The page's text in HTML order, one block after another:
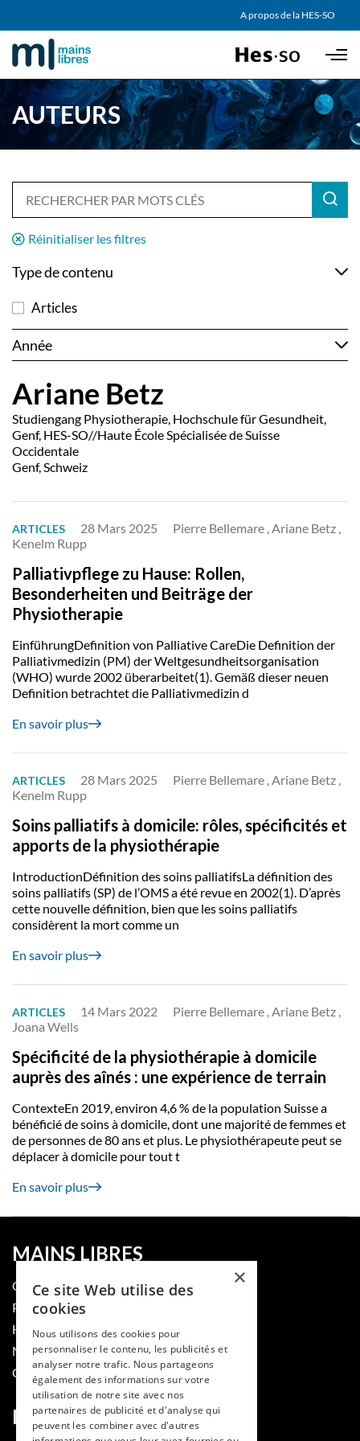
Skip to main content
A propos de la HES-SO
PARTENAIRES
AUTEURS
Réinitialiser les filtres
Type de contenu
Articles
Année
Ariane Betz
Studiengang Physiotherapie, Hochschule für Gesundheit,
Genf, HES-SO//Haute École Spécialisée de Suisse
Occidentale
Genf, Schweiz
ARTICLES 28 Mars 2025
Pierre Bellemare , Ariane Betz ,
Kenelm Rupp
Palliativpflege zu Hause: Rollen,
Besonderheiten und Beiträge der
Physiotherapie
EinführungDefinition von Palliative CareDie Definition der
Palliativmedizin (PM) der Weltgesundheitsorganisation
(WHO) wurde 2002 überarbeitet(1). Gemäß dieser neuen
Definition betrachtet die Palliativmedizin d
En savoir plus
ARTICLES 28 Mars 2025
Pierre Bellemare , Ariane Betz ,
Kenelm Rupp
Soins palliatifs à domicile: rôles, spécificités et
apports de la physiothérapie
IntroductionDéfinition des soins palliatifsLa définition des
soins palliatifs (SP) de l’OMS a été revue en 2002(1). D’après
cette nouvelle définition, bien que les soins palliatifs
considèrent la mort comme un
En savoir plus
ARTICLES 14 Mars 2022
Pierre Bellemare , Ariane Betz ,
Joana Wells
Spécificité de la physiothérapie à domicile
auprès des aînés : une expérience de terrain
ContexteEn 2019, environ 4,6 % de la population Suisse a
bénéficié de soins à domicile, dont une majorité de femmes et
de personnes de 80 ans et plus. Le physiothérapeute peut se
déplacer à domicile pour tout t
En savoir plus
MAINS LIBRES
QUI SOMMES-NOUS
PUBLIER DANS LA REVUE
HES-SO
MÉDECINE ET HYGIÈNE
CONTACT
RUBRIQUES
×
Ce site Web utilise des
cookies
Nous utilisons des cookies pour
personnaliser le contenu, les publicités et
analyser notre trafic. Nous partageons
également des informations sur votre
utilisation de notre site avec nos
partenaires de publicité et d'analyse qui
peuvent les combiner avec d'autres